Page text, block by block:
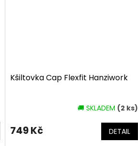
Kšiltovka Cap Flexfit Hanziwork
🚚 SKLADEM (2 ks)
749 Kč DETAIL